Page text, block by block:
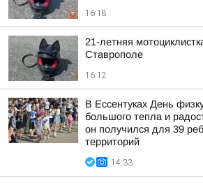
16:18
21-летняя
Ставрополе
16:12
В Ессентуках День
большого тепла и
он получился для 39
территорий
14:33